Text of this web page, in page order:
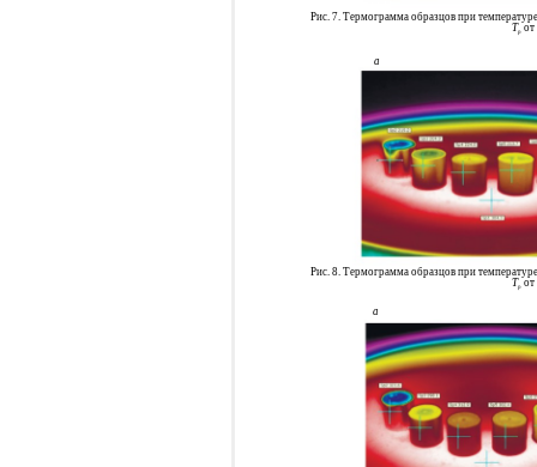
Рис. 7. Термограмма образцов при температуре
Тр от
а
Рис. 8. Термограмма образцов при температуре
Тр от
а